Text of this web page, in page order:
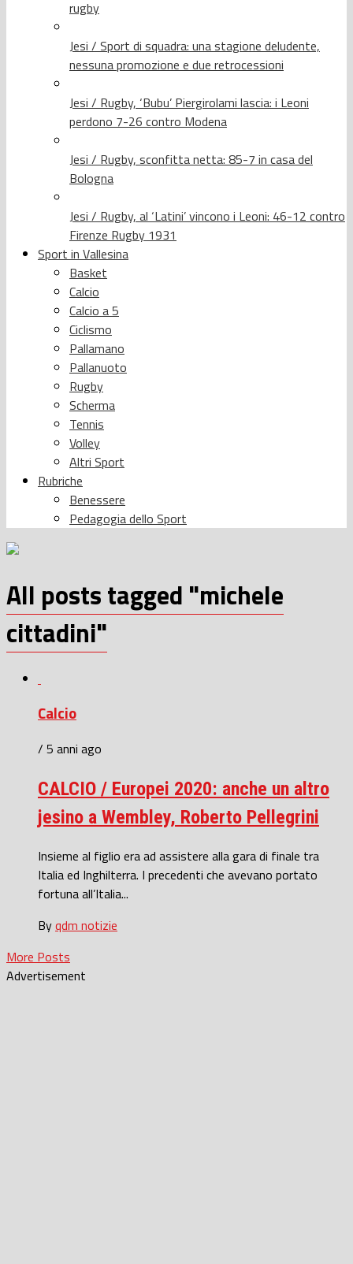
rugby
Jesi / Sport di squadra: una stagione deludente,
nessuna promozione e due retrocessioni
Jesi / Rugby, ‘Bubu’ Piergirolami lascia: i Leoni
perdono 7-26 contro Modena
Jesi / Rugby, sconfitta netta: 85-7 in casa del
Bologna
Jesi / Rugby, al ‘Latini’ vincono i Leoni: 46-12 contro
Firenze Rugby 1931
Sport in Vallesina
Basket
Calcio
Calcio a 5
Ciclismo
Pallamano
Pallanuoto
Rugby
Scherma
Tennis
Volley
Altri Sport
Rubriche
Benessere
Pedagogia dello Sport
All posts tagged "michele
cittadini"
Calcio
/ 5 anni ago
CALCIO / Europei 2020: anche un altro
jesino a Wembley, Roberto Pellegrini
Insieme al figlio era ad assistere alla gara di finale tra
Italia ed Inghilterra. I precedenti che avevano portato
fortuna all’Italia...
Byqdm notizie
More Posts
Advertisement